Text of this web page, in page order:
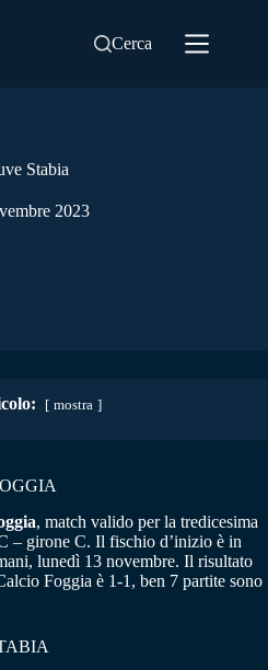
Cerca
Stabia
2023
mostra
, match valido per la tredicesima
– girone C. Il fischio d’inizio è in
lunedì 13 novembre. Il risultato
Foggia è 1-1, ben 7 partite sono